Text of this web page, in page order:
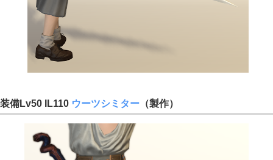
装備Lv50 IL110 ウーツシミター （製作）